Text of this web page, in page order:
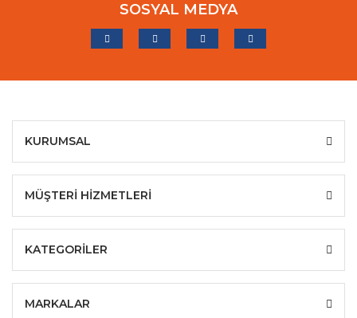
SOSYAL MEDYA
KURUMSAL
MÜŞTERİ HİZMETLERİ
KATEGORİLER
MARKALAR